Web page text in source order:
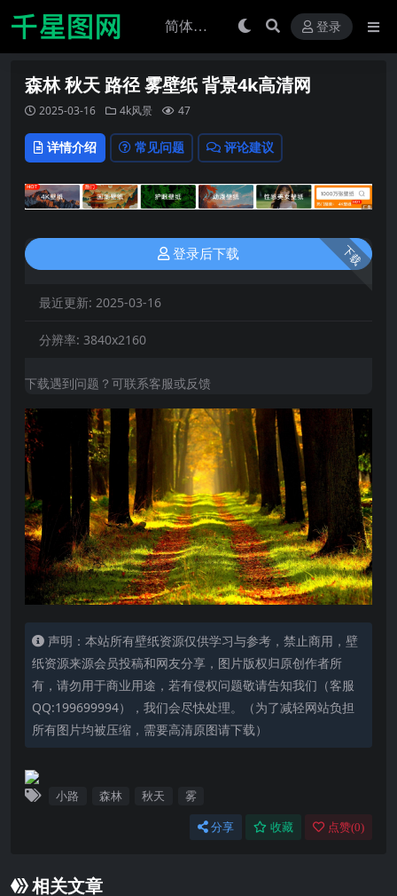
登录
森林 秋天 路径 雾壁纸 背景4k高清网
2025-03-16 4k风景 47
详情介绍 常见问题 评论建议
下载
登录后下载
最近更新: 2025-03-16
分辨率: 3840x2160
下载遇到问题？可联系客服或反馈
声明：本站所有壁纸资源仅供学习与参考，禁止商用，壁
纸资源来源会员投稿和网友分享，图片版权归原创作者所
有，请勿用于商业用途，若有侵权问题敬请告知我们（客服
QQ:199699994），我们会尽快处理。（为了减轻网站负担
所有图片均被压缩，需要高清原图请下载）
小路 森林 秋天 雾
分享 收藏 点赞(0)
相关文章